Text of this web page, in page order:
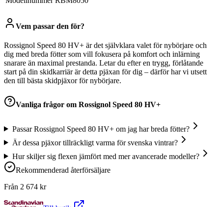
Vem passar den för?
Rossignol Speed 80 HV+ är det självklara valet för nybörjare och
dig med breda fötter som vill fokusera på komfort och inlärning
snarare än maximal prestanda. Letar du efter en trygg, förlåtande
start på din skidkarriär är detta pjäxan för dig – därför har vi utsett
den till bästa skidpjäxor för nybörjare.
Vanliga frågor om Rossignol Speed 80 HV+
Passar Rossignol Speed 80 HV+ om jag har breda fötter?
Är dessa pjäxor tillräckligt varma för svenska vintrar?
Hur skiljer sig flexen jämfört med mer avancerade modeller?
Rekommenderad återförsäljare
Från 2 674 kr